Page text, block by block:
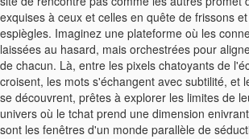
exquises à ceux et celles en quête de frissons
espiègles. Imaginez une plateforme où les
laissées au hasard, mais orchestrées pour
de chacun. Là, entre les pixels chatoyants de
croisent, les mots s'échangent avec subtilité, et
se découvrent, prêtes à explorer les limites de
univers où le tchat prend une dimension
sont les fenêtres d'un monde parallèle de